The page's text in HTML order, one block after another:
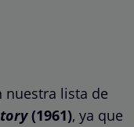
lista de
(1961), ya que